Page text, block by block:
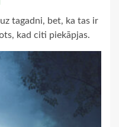
tagadni, bet, ka tas ir
kad citi piekāpjas.